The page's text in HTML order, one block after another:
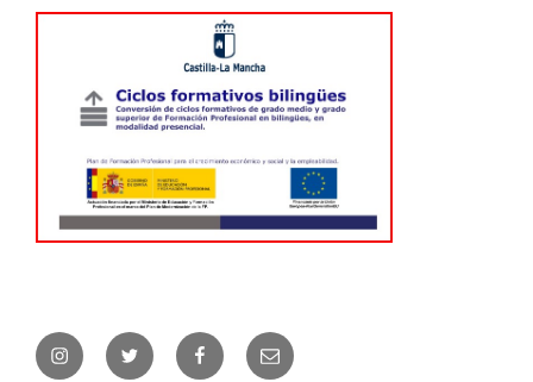
InstagramTwitter FacebookCorreo
electrónico